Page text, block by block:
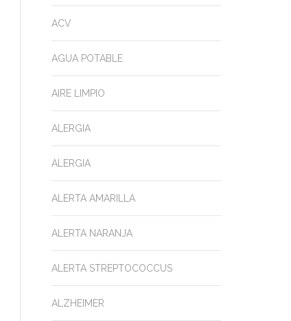
ACV
AGUA POTABLE
AIRE LIMPIO
ALERGIA
ALERGIA
ALERTA AMARILLA
ALERTA NARANJA
ALERTA STREPTOCOCCUS
ALZHEIMER